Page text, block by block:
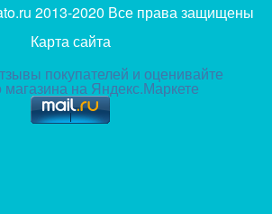
2013-2020 Все права защищены
Карта сайта